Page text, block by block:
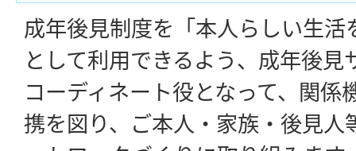
成年後見制度を「本人らしい生
として利用できるよう、成年後
コーディネート役となって、関係
携を図り、ご本人・家族・後見人